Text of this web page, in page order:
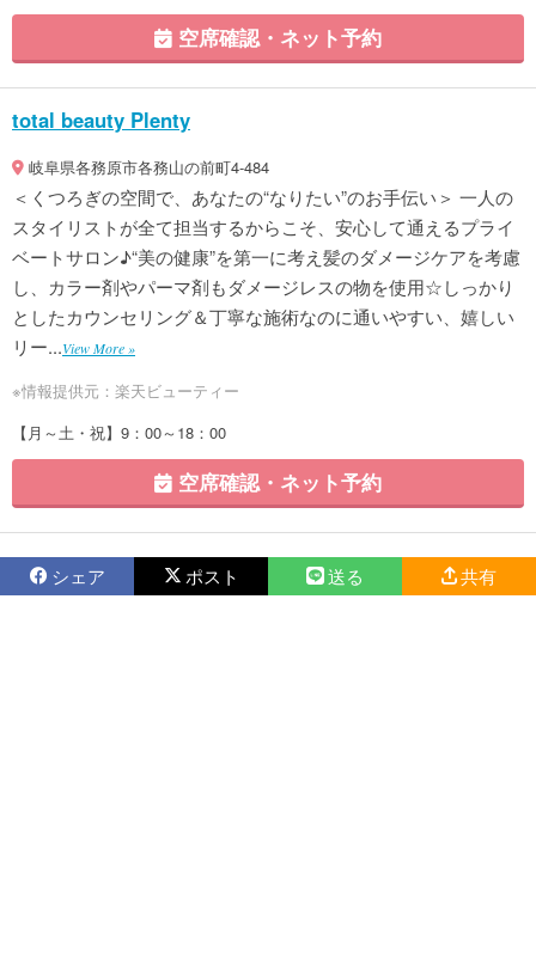
空席確認・ネット予約
total beauty Plenty
岐阜県各務原市各務山の前町4-484
＜くつろぎの空間で、あなたの“なりたい”のお手伝い＞ 一人の
スタイリストが全て担当するからこそ、安心して通えるプライ
ベートサロン♪“美の健康”を第一に考え髪のダメージケアを考慮
し、カラー剤やパーマ剤もダメージレスの物を使用☆しっかり
としたカウンセリング＆丁寧な施術なのに通いやすい、嬉しい
リー...View More »
※情報提供元：楽天ビューティー
【月～土・祝】9：00～18：00
空席確認・ネット予約
シェア ポスト 送る 共有